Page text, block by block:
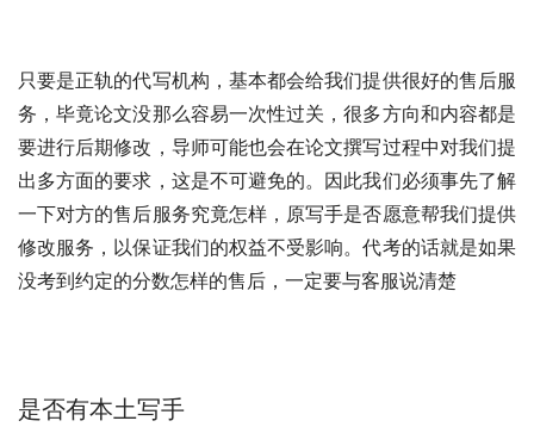
只要是正轨的代写机构，基本都会给我们提供很好的售后服
务，毕竟论文没那么容易一次性过关，很多方向和内容都是
要进行后期修改，导师可能也会在论文撰写过程中对我们提
出多方面的要求，这是不可避免的。因此我们必须事先了解
一下对方的售后服务究竟怎样，原写手是否愿意帮我们提供
修改服务，以保证我们的权益不受影响。代考的话就是如果
没考到约定的分数怎样的售后，一定要与客服说清楚
是否有本土写手